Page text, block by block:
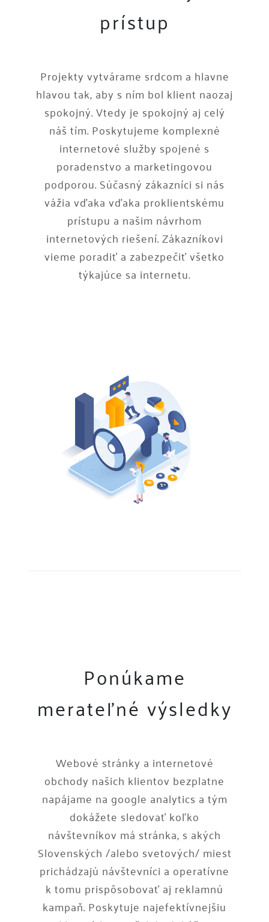
prístup
Projekty vytvárame srdcom a hlavne
hlavou tak, aby s ním bol klient naozaj
spokojný. Vtedy je spokojný aj celý
náš tím. Poskytujeme komplexné
internetové služby spojené s
poradenstvo a marketingovou
podporou. Súčasný zákazníci si nás
vážia vďaka vďaka proklientskému
prístupu a našim návrhom
internetových riešení. Zákazníkovi
vieme poradiť a zabezpečiť všetko
týkajúce sa internetu.
Ponúkame
merateľné výsledky
Webové stránky a internetové
obchody našich klientov bezplatne
napájame na google analytics a tým
dokážete sledovať koľko
návštevníkov má stránka, s akých
Slovenských /alebo svetových/ miest
prichádzajú návštevníci a operatívne
k tomu prispôsobovať aj reklamnú
kampaň. Poskytuje najefektívnejšiu